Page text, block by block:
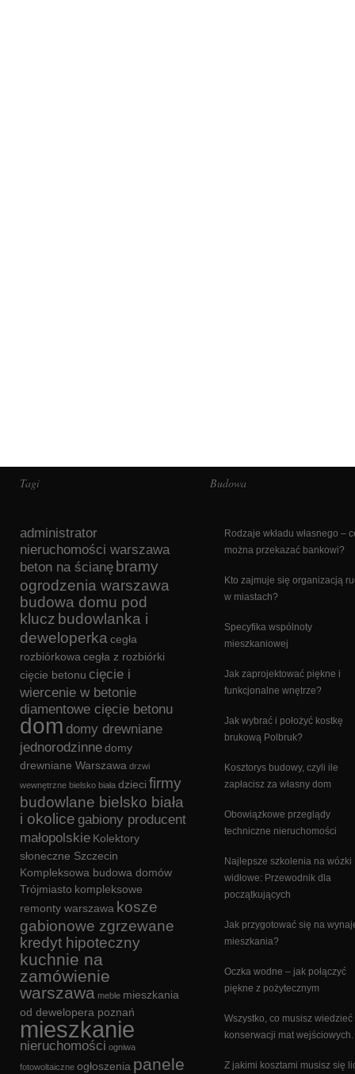
Tagi
administrator
nieruchomości warszawa
beton na ścianę bramy
ogrodzenia warszawa
budowa domu pod
klucz budowlanka i
deweloperka cegła
rozbiórkowa cegła z rozbiórki
cięcie betonu cięcie i
wiercenie w betonie
diamentowe cięcie betonu
dom domy drewniane
jednorodzinnedomy
drewniane Warszawa drzwi
wewnętrzne bielsko biała dzieci firmy
budowlane bielsko biała
i okolice gabiony producent
małopolskie Kolektory
słoneczne Szczecin
Kompleksowa budowa domów
Trójmiasto kompleksowe
remonty warszawa kosze
gabionowe zgrzewane
kredyt hipoteczny
kuchnie na
zamówienie
warszawa meble mieszkania
od dewelopera poznań
mieszkanie
nieruchomości ogniwa
fotowoltaiczne ogłoszenia panele
Budowa
Rodzaje wkładu własnego –
można przekazać bankowi?
Kto zajmuje się organizacją
w miastach?
Specyfika wspólnoty
mieszkaniowej
Jak zaprojektować piękne i
funkcjonalne wnętrze?
Jak wybrać i położyć kostkę
brukową Polbruk?
Kosztorys budowy, czyli ile
zapłacisz za własny dom
Obowiązkowe przeglądy
techniczne nieruchomości
Najlepsze szkolenia na wózki
widłowe: Przewodnik dla
początkujących
Jak przygotować się na
mieszkania?
Oczka wodne – jak połączyć
piękne z pożytecznym
Wszystko, co musisz wiedzieć
konserwacji mat wejściowych.
Z jakimi kosztami musisz się